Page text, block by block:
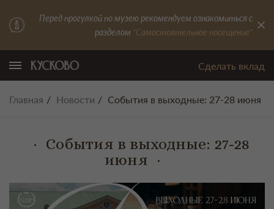
Перед прогулкой по музею рекомендуем ознакомиться с
разделом "Самостоятельное посещение"
Сделать вклад
Главная Новости События в выходные: 27-28 июня
События в выходные: 27-28
июня